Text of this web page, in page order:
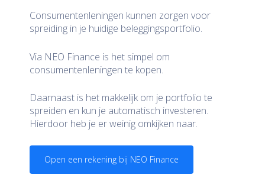
Consumentenleningen kunnen zorgen voor
spreiding in je huidige beleggingsportfolio.
Via NEO Finance is het simpel om
consumentenleningen te kopen.
Daarnaast is het makkelijk om je portfolio te
spreiden en kun je automatisch investeren.
Hierdoor heb je er weinig omkijken naar.
Open een rekening bij NEO Finance